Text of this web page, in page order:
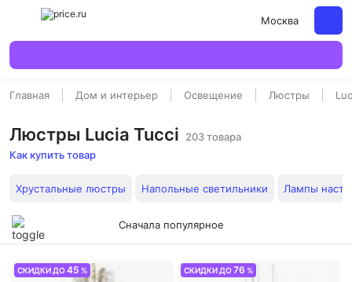
Москва
Главная Дом и интерьер Освещение Люстры
Люстры Lucia Tucci
203 товара
Как купить товар
Хрустальные люстры Напольные светильники Лампы
Сначала популярное
СКИДКИ ДО45 % СКИДКИ ДО76 %